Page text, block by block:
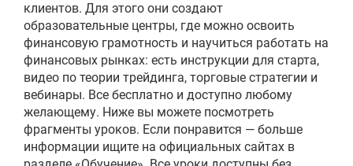
клиентов. Для этого они создают
образовательные центры, где можно освоить
финансовую грамотность и научиться работать на
финансовых рынках: есть инструкции для старта,
видео по теории трейдинга, торговые стратегии и
вебинары. Все бесплатно и доступно любому
желающему. Ниже вы можете посмотреть
фрагменты уроков. Если понравится — больше
информации ищите на официальных сайтах в